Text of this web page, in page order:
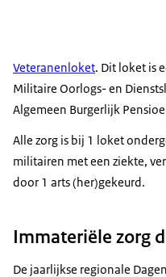
Veteranenloket. Dit loket is
Militaire Oorlogs- en
Algemeen Burgerlijk
Alle zorg is bij 1 loket
militairen met een ziekte,
door 1 arts (her)gekeurd.
Immateriële zorg
De jaarlijkse regionale